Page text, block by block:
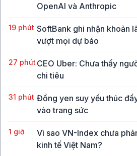
OpenAI và Anthropic
19 phút SoftBank ghi nhận khoản
vượt mọi dự báo
27 phút CEO Uber: Chưa thấy
chi tiêu
31 phút Đồng yen suy yếu thúc
vào trang sức
1 giờ
Vì sao VN-Index chưa
kinh tế Việt Nam?